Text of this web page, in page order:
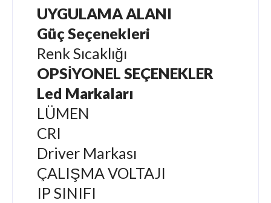
UYGULAMA ALANI
Güç Seçenekleri
Renk Sıcaklığı
OPSİYONEL SEÇENEKLER
Led Markaları
LÜMEN
CRI
Driver Markası
ÇALIŞMA VOLTAJI
IP SINIFI